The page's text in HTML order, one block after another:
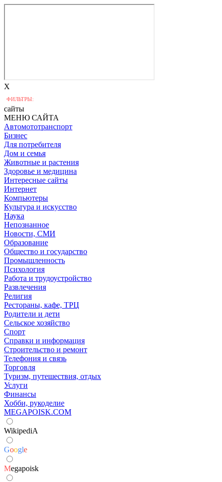
X
ФИЛЬТРЫ:
сайты
МЕНЮ САЙТА
Автомототранспорт
Бизнес
Для потребителя
Дом и семья
Животные и растения
Здоровье и медицина
Интересные сайты
Интернет
Компьютеры
Культура и искусство
Наука
Непознанное
Новости, СМИ
Образование
Общество и государство
Промышленность
Психология
Работа и трудоустройство
Развлечения
Религия
Рестораны, кафе, ТРЦ
Родители и дети
Сельское хозяйство
Спорт
Справки и информация
Строительство и ремонт
Телефония и связь
Торговля
Туризм, путешествия, отдых
Услуги
Финансы
Хобби, рукоделие
MEGAPOISK.COM
WikipediA
Google
Megapoisk